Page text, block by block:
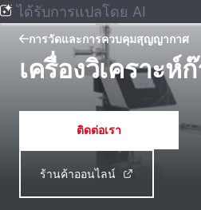
ได้รับการแปลโดย AI
การวัดและการควบคุมสุญญากาศ
เครื่องวิเคราะห์
ติดต่อเรา
ร้านค้าออนไลน์